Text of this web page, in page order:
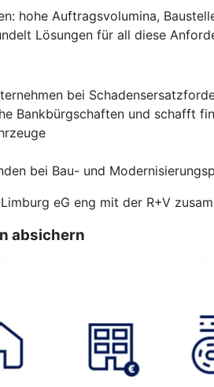
hohe Auftragsvolumina,
Lösungen für all diese
bei
Bankbürgschaften und schafft
bei Bau- und
eG eng mit der R+V
absichern